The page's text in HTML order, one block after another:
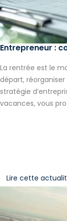
Entrepreneur :
La rentrée est le
départ,
stratégie
vacances, vous
Lire cette